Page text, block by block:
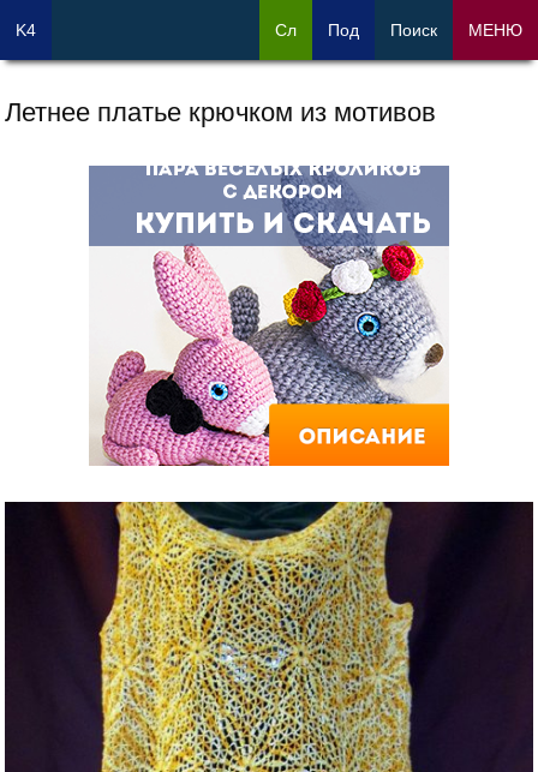
Летнее платье крючком из мотивов
K4 Сл Под Поиск МЕНЮ